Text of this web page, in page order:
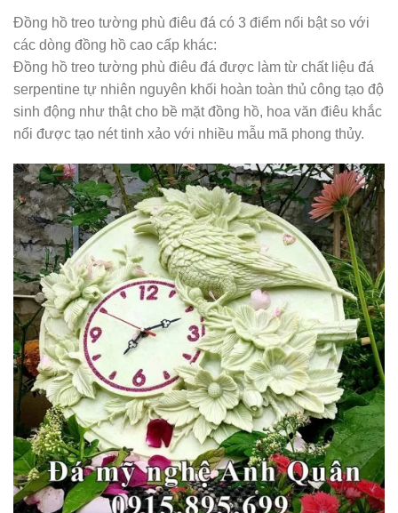
Đồng hồ treo tường phù điêu đá có 3 điểm nổi bật so với
các dòng đồng hồ cao cấp khác:
Đồng hồ treo tường phù điêu đá được làm từ chất liệu đá
serpentine tự nhiên nguyên khối hoàn toàn thủ công tạo độ
sinh động như thật cho bề mặt đồng hồ, hoa văn điêu khắc
nổi được tạo nét tinh xảo với nhiều mẫu mã phong thủy.